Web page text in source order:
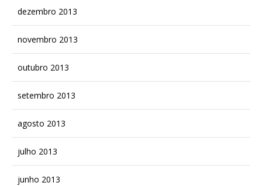
dezembro 2013
novembro 2013
outubro 2013
setembro 2013
agosto 2013
julho 2013
junho 2013